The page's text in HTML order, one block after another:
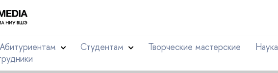
Абитуриентам Студентам Творческие мастерские Наука